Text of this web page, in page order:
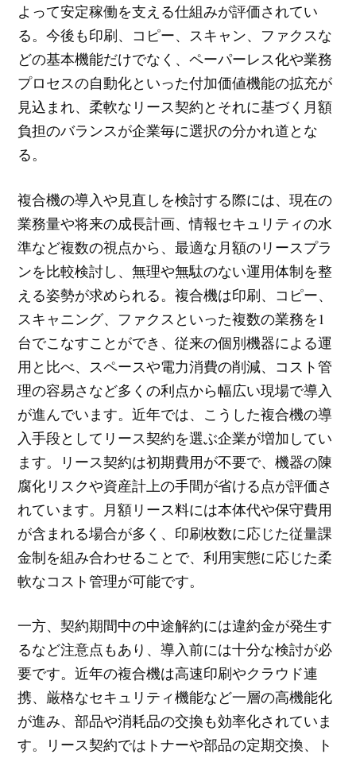
よって安定稼働を支える仕組みが評価されてい
る。今後も印刷、コピー、スキャン、ファクスな
どの基本機能だけでなく、ペーパーレス化や業務
プロセスの自動化といった付加価値機能の拡充が
見込まれ、柔軟なリース契約とそれに基づく月額
負担のバランスが企業毎に選択の分かれ道とな
る。
複合機の導入や見直しを検討する際には、現在の
業務量や将来の成長計画、情報セキュリティの水
準など複数の視点から、最適な月額のリースプラ
ンを比較検討し、無理や無駄のない運用体制を整
える姿勢が求められる。複合機は印刷、コピー、
スキャニング、ファクスといった複数の業務を1
台でこなすことができ、従来の個別機器による運
用と比べ、スペースや電力消費の削減、コスト管
理の容易さなど多くの利点から幅広い現場で導入
が進んでいます。近年では、こうした複合機の導
入手段としてリース契約を選ぶ企業が増加してい
ます。リース契約は初期費用が不要で、機器の陳
腐化リスクや資産計上の手間が省ける点が評価さ
れています。月額リース料には本体代や保守費用
が含まれる場合が多く、印刷枚数に応じた従量課
金制を組み合わせることで、利用実態に応じた柔
軟なコスト管理が可能です。
一方、契約期間中の中途解約には違約金が発生す
るなど注意点もあり、導入前には十分な検討が必
要です。近年の複合機は高速印刷やクラウド連
携、厳格なセキュリティ機能など一層の高機能化
が進み、部品や消耗品の交換も効率化されていま
す。リース契約ではトナーや部品の定期交換、ト